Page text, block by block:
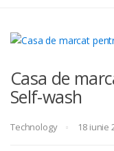
Casa de
Self-wash
Technology 18 iunie